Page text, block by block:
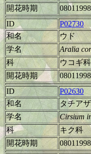
開花時期
ID
P02730
和名
ウド
学名
Aralia
科
ウコギ科
開花時期
ID
P02630
和名
タチア
学名
Cirsium
科
キク科
開花時期